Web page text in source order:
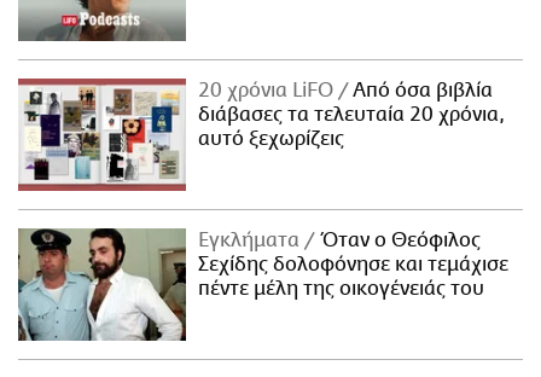
20 χρόνια LiFO
Από όσα βιβλία
διάβασες τα τελευταία 20 χρόνια,
αυτό ξεχωρίζεις
Εγκλήματα
Όταν ο Θεόφιλος
Σεχίδης δολοφόνησε και τεμάχισε
πέντε μέλη της οικογένειάς του